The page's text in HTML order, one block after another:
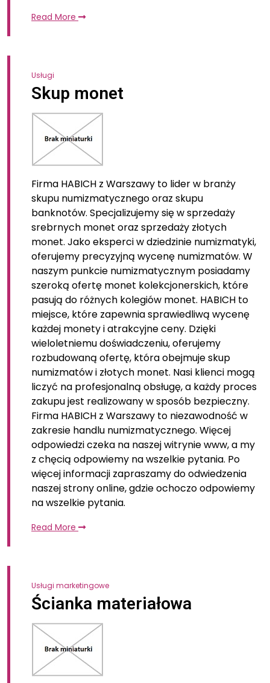
Read More
Usługi
Skup monet
Firma HABICH z Warszawy to lider w branży
skupu numizmatycznego oraz skupu
banknotów. Specjalizujemy się w sprzedaży
srebrnych monet oraz sprzedaży złotych
monet. Jako eksperci w dziedzinie numizmatyki,
oferujemy precyzyjną wycenę numizmatów. W
naszym punkcie numizmatycznym posiadamy
szeroką ofertę monet kolekcjonerskich, które
pasują do różnych kolegiów monet. HABICH to
miejsce, które zapewnia sprawiedliwą wycenę
każdej monety i atrakcyjne ceny. Dzięki
wieloletniemu doświadczeniu, oferujemy
rozbudowaną ofertę, która obejmuje skup
numizmatów i złotych monet. Nasi klienci mogą
liczyć na profesjonalną obsługę, a każdy proces
zakupu jest realizowany w sposób bezpieczny.
Firma HABICH z Warszawy to niezawodność w
zakresie handlu numizmatycznego. Więcej
odpowiedzi czeka na naszej witrynie www, a my
z chęcią odpowiemy na wszelkie pytania. Po
więcej informacji zapraszamy do odwiedzenia
naszej strony online, gdzie ochoczo odpowiemy
na wszelkie pytania.
Read More
Usługi marketingowe
Ścianka materiałowa